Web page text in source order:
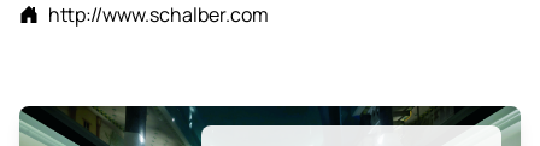
http://www.schalber.com